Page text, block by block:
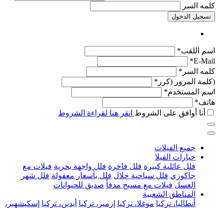
كلمه السر
تسجيل الدخول
اسم اللقب*
E-Mail*
كلمه السر*
(كلمة المرور (كرر*
اسم المستخدم*
هاتف*
أنا أوافق على الشروط انقر هنا لقراءة الشروط
جميع الفيلات
خيارات الفيلا
فلل عائلية كبيرة فلل فاخرة فلل واجهة بحرية فيلات مع
جاكوزي فلل سياحية حلال فلل بأسعار معقولة فلل شهر
العسل فيلات مع مسبح مدفأ صديق للحيوانات
المناطق الشعبية
أنطاليا، تركيا موغلا، تركيا إزمير، تركيا أيدين، تركيا إسكيشهير،